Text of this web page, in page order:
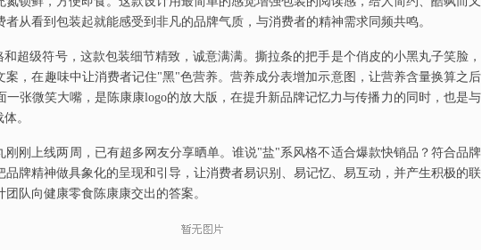
者从看到包装起就能感受到非凡的品牌气质，与消费者的精神需求同频共鸣。
和超级符号，这款包装细节精致，诚意满满。撕拉条的把手是个俏皮的小黑丸子笑脸，
案，在趣味中让消费者记住"黑"色营养。营养成分表增加示意图，让营养含量换算之后
一张微笑大嘴，是陈康康logo的放大版，在提升新品牌记忆力与传播力的同时，也是与
。
刚刚上线两周，已有超多网友分享晒单。谁说"盐"系风格不适合爆款快销品？符合品牌
品牌精神做具象化的呈现和引导，让消费者易识别、易记忆、易互动，并产生积极的联
队向健康零食陈康康交出的答案。